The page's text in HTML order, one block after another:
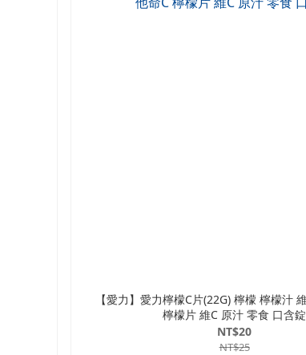
【愛力】愛力檸檬C片(22G) 檸檬 檸檬汁 維他命 維他命C
檸檬片 維C 原汁 零食 口含錠
NT$20
NT$25